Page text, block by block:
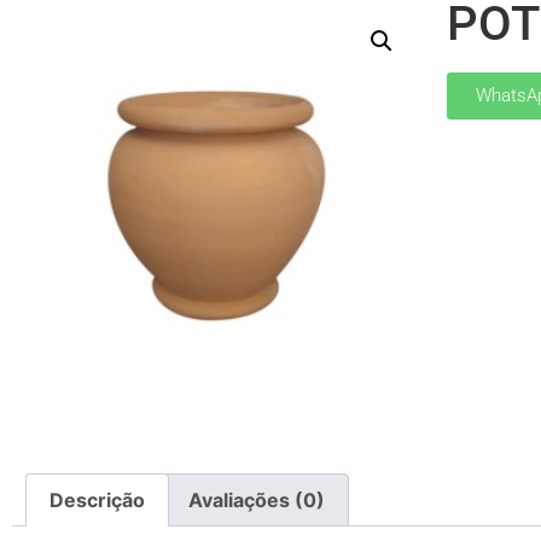
Descrição Avaliações (0)